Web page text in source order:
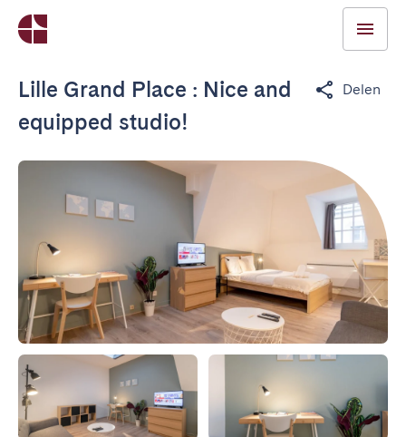
Lille Grand Place : Nice and
equipped studio!
Delen